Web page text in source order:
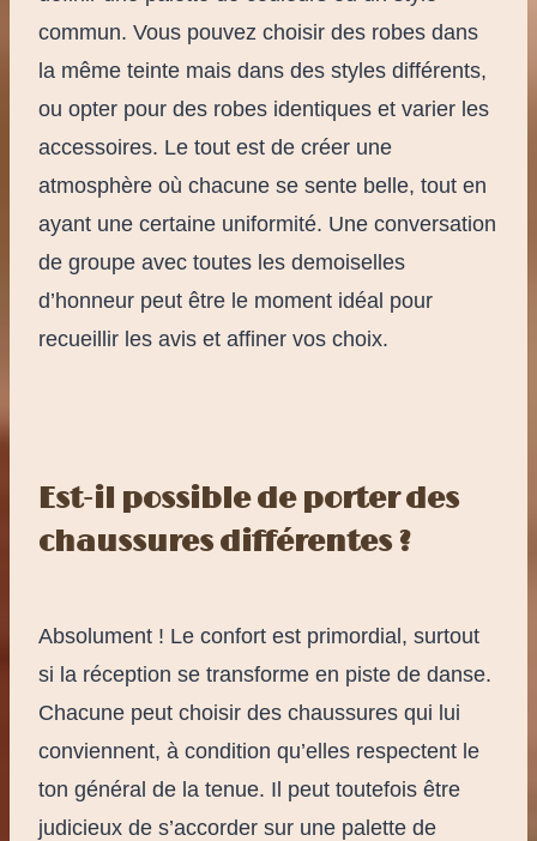
commun. Vous pouvez choisir des robes dans
la même teinte mais dans des styles différents,
ou opter pour des robes identiques et varier les
accessoires. Le tout est de créer une
atmosphère où chacune se sente belle, tout en
ayant une certaine uniformité. Une conversation
de groupe avec toutes les demoiselles
d’honneur peut être le moment idéal pour
recueillir les avis et affiner vos choix.
Est-il possible de porter des
chaussures différentes ?
Absolument ! Le confort est primordial, surtout
si la réception se transforme en piste de danse.
Chacune peut choisir des chaussures qui lui
conviennent, à condition qu’elles respectent le
ton général de la tenue. Il peut toutefois être
judicieux de s’accorder sur une palette de